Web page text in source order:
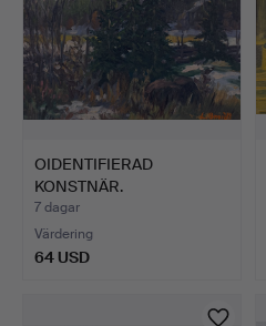
OIDENTIFIERAD
KONSTNÄR.
OLJEMÅLNING - Skog…
7 dagar
Värdering
64 USD